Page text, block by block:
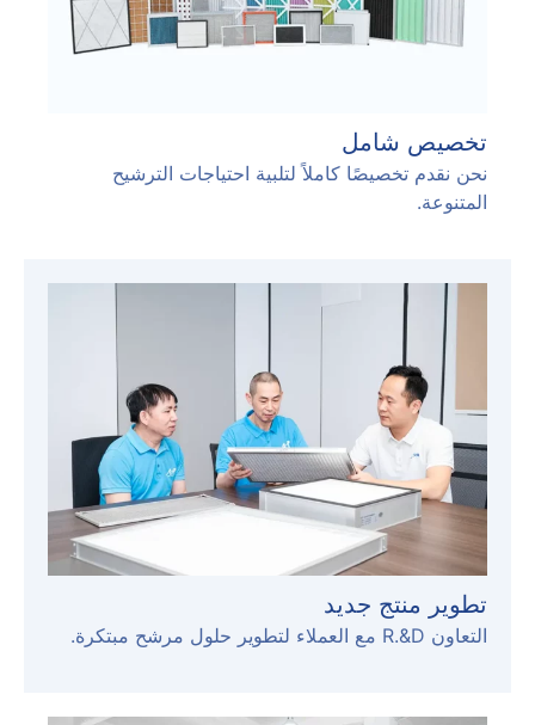
تخصيص شامل
نحن نقدم تخصيصًا كاملاً لتلبية احتياجات الترشيح
المتنوعة.
تطوير منتج جديد
التعاون R.&D مع العملاء لتطوير حلول مرشح مبتكرة.